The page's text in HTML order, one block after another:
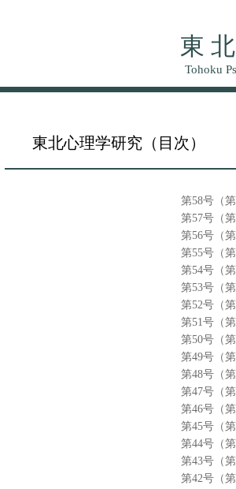
東
Tohoku
東北心理学研究（目次）
第58号（
第57号（
第56号（
第55号（
第54号（
第53号（
第52号（
第51号（
第50号（
第49号（
第48号（
第47号（
第46号（
第45号（
第44号（
第43号（
第42号（